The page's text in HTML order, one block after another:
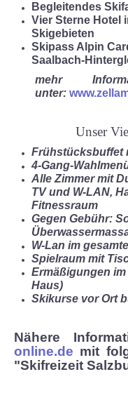
Begleitendes
Vier Sterne Hotel
Skigebieten
Skipass Alpin
Saalbach-
mehr
unter:
Unser
Frühstücksbuffet
4-Gang-
Alle Zimmer mit
TV und W-LAN,
Fitnessraum
Gegen Gebühr:
W-Lan im
Spielraum mit
Ermäßigungen
Haus)
Skikurse vor Ort
Nähere
online.de mit
"Skifreizeit